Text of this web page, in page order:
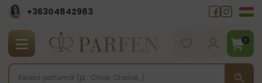
+36304842983
0